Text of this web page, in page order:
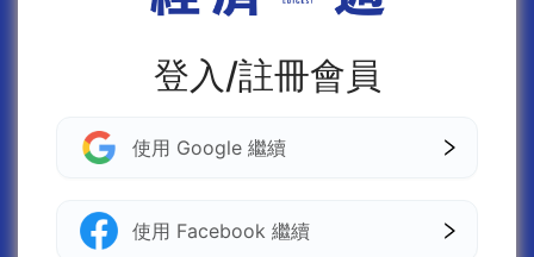
登入/註冊會員
使用 Google 繼續
使用 Facebook 繼續